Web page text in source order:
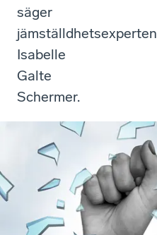
säger
jämställdhetsexperten
Isabelle
Galte
Schermer.